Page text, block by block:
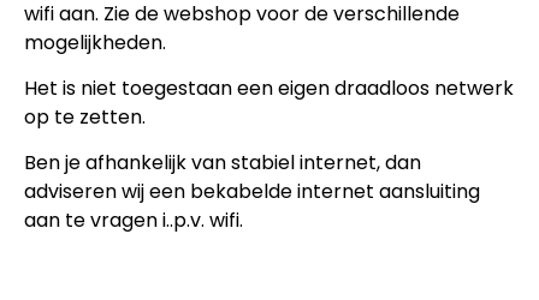
wifi aan. Zie de webshop voor de verschillende
mogelijkheden.
Het is niet toegestaan een eigen draadloos netwerk
op te zetten.
Ben je afhankelijk van stabiel internet, dan
adviseren wij een bekabelde internet aansluiting
aan te vragen i..p.v. wifi.